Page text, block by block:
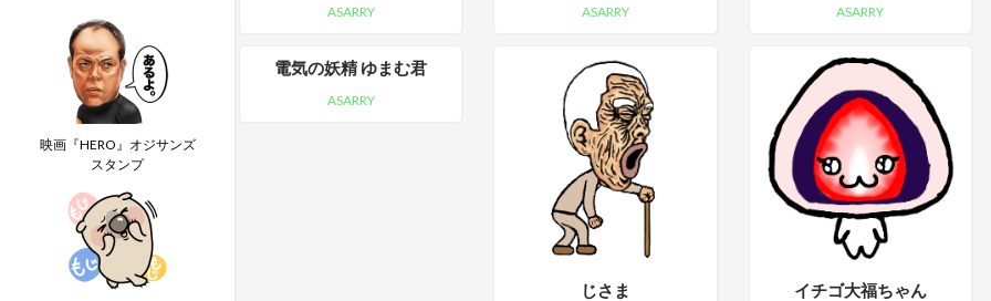
ASARRY ASARRY ASARRY
電気の妖精 ゆまむ君
ASARRY
じさま イチゴ大福ちゃん
映画『HERO』オジサンズ
スタンプ